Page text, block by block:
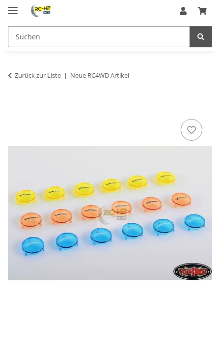
Zurück zur Liste Neue RC4WD Artikel